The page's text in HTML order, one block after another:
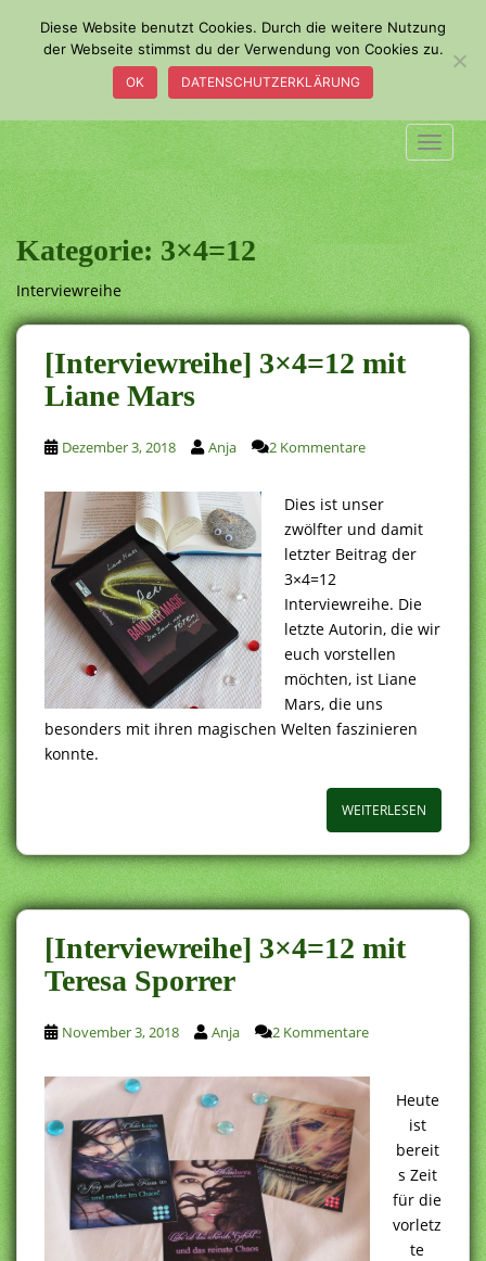
m
a
i
n
c
o
n
t
e
n
t
Kategorie:3×4=12
Interviewreihe
[Interviewreihe] 3×4=12 mit
Liane Mars
Dezember 3, 2018 Anja 2 Kommentare
Dies ist unser
zwölfter und damit
letzter Beitrag der
3×4=12
Interviewreihe. Die
letzte Autorin, die wir
euch vorstellen
möchten, ist Liane
Mars, die uns
besonders mit ihren magischen Welten faszinieren
konnte.
WEITERLESEN
[Interviewreihe] 3×4=12 mit
Teresa Sporrer
November 3, 2018 Anja 2 Kommentare
Heute
ist
bereit
s Zeit
für die
vorletz
te
Diese Website benutzt Cookies. Durch die weitere Nutzung
der Webseite stimmst du der Verwendung von Cookies zu.
OK DATENSCHUTZERKLÄRUNG